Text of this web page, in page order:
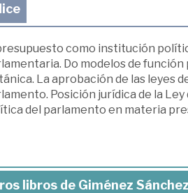
como institución
Do modelos de función
La aprobación de las leyes
Posición jurídica de la
del parlamento en materia
libros de Giménez